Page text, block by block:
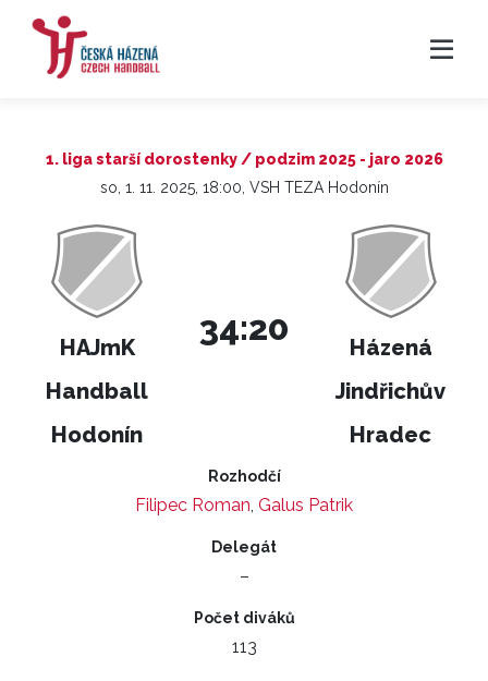
1. liga starší dorostenky / podzim 2025 - jaro 2026
so, 1. 11. 2025, 18:00, VSH TEZA Hodonín
HAJmK
Handball
Hodonín
34:20
Házená
Jindřichův
Hradec
Rozhodčí
Filipec Roman, Galus Patrik
Delegát
–
Počet diváků
113